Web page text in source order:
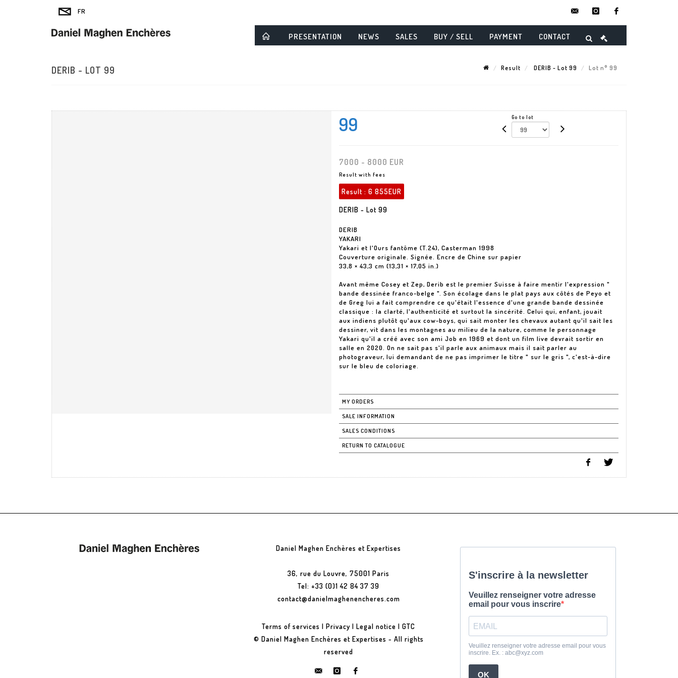
instagram
PRESENTATION NEWS SALES BUY / SELL PAYMENT CONTACT
DERIB - LOT 99 Result DERIB - Lot 99 Lot n° 99
99 Go to lot
7000 - 8000 EUR
Result with fees
Result : 6 855EUR
DERIB - Lot 99
DERIB
YAKARI
Yakari et l'Ours fantôme (T.24), Casterman 1998
Couverture originale. Signée. Encre de Chine sur papier
33,8 × 43,3 cm (13,31 × 17,05 in.)
Avant même Cosey et Zep, Derib est le premier Suisse à faire mentir l'expression "
bande dessinée franco-belge ". Son écolage dans le plat pays aux côtés de Peyo et
de Greg lui a fait comprendre ce qu'était l'essence d'une grande bande dessinée
classique : la clarté, l'authenticité et surtout la sincérité. Celui qui, enfant, jouait
aux indiens plutôt qu'aux cow-boys, qui sait monter les chevaux autant qu'il sait les
dessiner, vit dans les montagnes au milieu de la nature, comme le personnage
Yakari qu'il a créé avec son ami Job en 1969 et dont un film live devrait sortir en
salle en 2020. On ne sait pas s'il parle aux animaux mais il sait parler au
photograveur, lui demandant de ne pas imprimer le titre " sur le gris ", c'est-à-dire
sur le bleu de coloriage.
MY ORDERS
SALE INFORMATION
SALES CONDITIONS
RETURN TO CATALOGUE
Daniel Maghen Enchères et Expertises
36, rue du Louvre, 75001 Paris
Tel: +33 (0)1 42 84 37 39
contact@danielmaghenencheres.com
Terms of services |Privacy |Legal notice |GTC
© Daniel Maghen Enchères et Expertises - All rights
reserved